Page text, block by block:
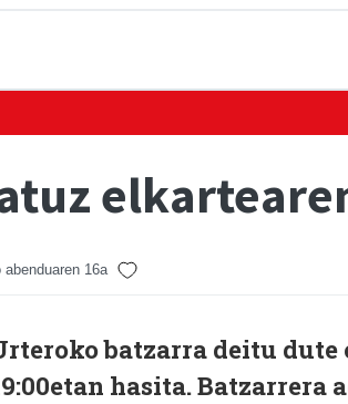
abenduaren 16a
batzarra deitu
hasita. Batzarrera